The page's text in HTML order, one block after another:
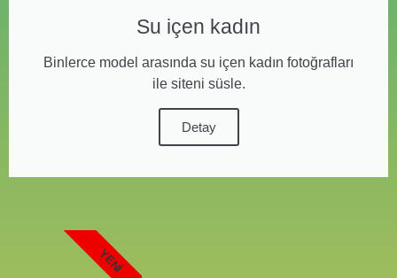
Su içen kadın
Binlerce model arasında su içen kadın fotoğrafları
ile siteni süsle.
Detay
YENI